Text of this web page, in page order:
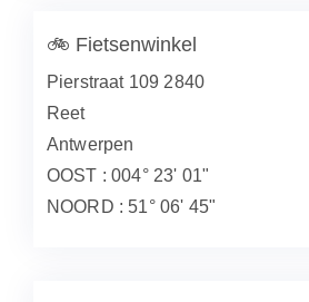
🚲 Fietsenwinkel
Pierstraat 109 2840
Reet
Antwerpen
OOST : 004° 23' 01"
NOORD : 51° 06' 45"